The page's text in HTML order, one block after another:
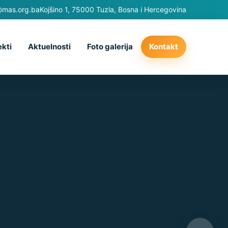
Kojšino 1, 75000 Tuzla, Bosna i Hercegovina
Aktuelnosti Foto galerija Kontakt